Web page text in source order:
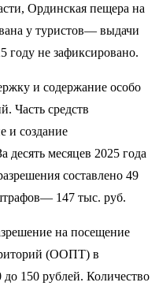
Ординская пещера на
у туристов— выдачи
году не зафиксировано.
и содержание особо
Часть средств
и создание
десять месяцев 2025 года
составлено 49
147 тыс. руб.
на посещение
(ООПТ) в
150 рублей. Количество